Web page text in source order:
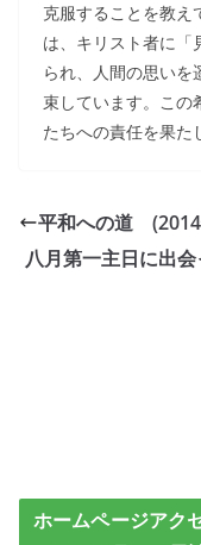
克服することを教え
は、キリスト者に「
られ、人間の思いを
束しています。この
たちへの責任を果た
平和への道
八月第一主日に出
ホームページアク